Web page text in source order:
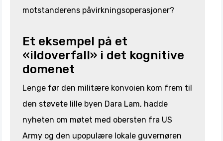
motstanderens påvirkningsoperasjoner?
Et eksempel på et
«ildoverfall» i det kognitive
domenet
Lenge før den militære konvoien kom frem til
den støvete lille byen Dara Lam, hadde
nyheten om møtet med obersten fra US
Army og den upopulære lokale guvernøren